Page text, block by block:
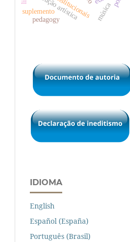
suplemento música
pedagogy
IDIOMA
English
Español (España)
Português (Brasil)